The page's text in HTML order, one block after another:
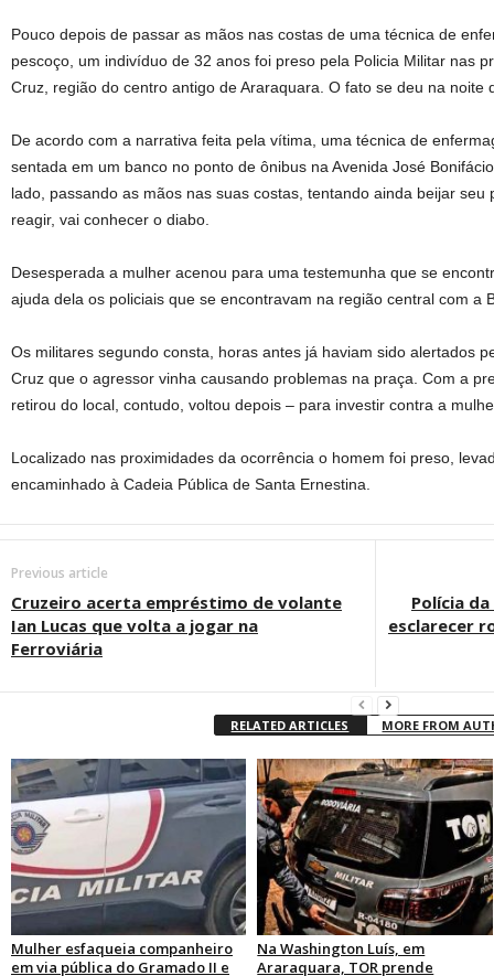
Pouco depois de passar as mãos nas costas de uma técnica de
pescoço, um indivíduo de 32 anos foi preso pela Policia Militar nas
Cruz, região do centro antigo de Araraquara. O fato se deu na noite
De acordo com a narrativa feita pela vítima, uma técnica de
sentada em um banco no ponto de ônibus na Avenida José
lado, passando as mãos nas suas costas, tentando ainda beijar seu
reagir, vai conhecer o diabo.
Desesperada a mulher acenou para uma testemunha que se
ajuda dela os policiais que se encontravam na região central com a
Os militares segundo consta, horas antes já haviam sido alertados
Cruz que o agressor vinha causando problemas na praça. Com a
retirou do local, contudo, voltou depois – para investir contra a
Localizado nas proximidades da ocorrência o homem foi preso,
encaminhado à Cadeia Pública de Santa Ernestina.
Previous article
Cruzeiro acerta empréstimo de volante
Ian Lucas que volta a jogar na
Ferroviária
Polícia
esclarecer
RELATED ARTICLES MORE FROM
Mulher esfaqueia companheiro
em via pública do Gramado II e
Na Washington Luís, em
Araraquara, TOR prende